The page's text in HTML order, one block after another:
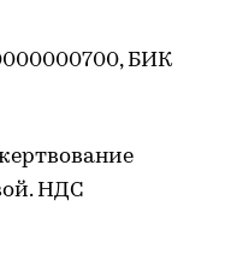
БИК
НДС